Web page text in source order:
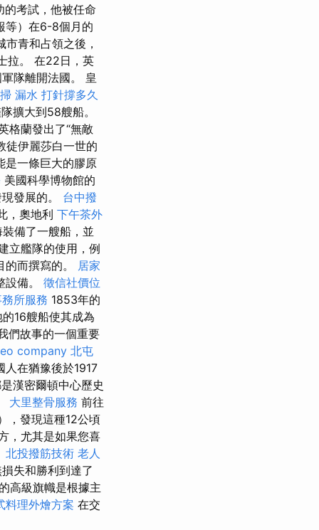
的考試，他被任命
等）在6-8個月的
市青和占領之後，
拉。 在22日，英
隊離開法國。 皇
漏水 打針撐多久
擴大到58艘船。
格蘭發出了“無敵
徒伊麗莎白一世的
是一條巨大的膠原
美國科學博物館的
發展的。 台中撥
，奧地利 下午茶外
備了一艘船，並
立艦隊的使用，例
而撰寫的。 居家
備。 徵信社價位
所服務 1853年的
16艘船使其成為
們故事的一個重要
company 北屯
在猶豫後於1917
漢密爾頓中心歷史
大里整骨服務 前往
，發現這種12公頃
，尤其是如果您喜
北投撥筋技術 老人
失和勝利到達了
高級旗幟是根據主
料理外燴方案 在交